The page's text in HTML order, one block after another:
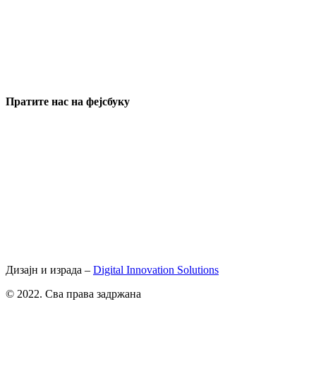
Пратите нас на фејсбуку
Дизајн и израда – Digital Innovation Solutions
© 2022. Сва права задржана